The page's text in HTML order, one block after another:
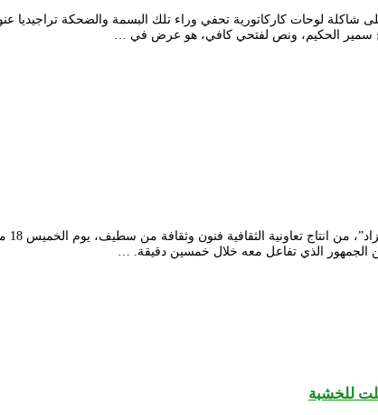
لوحات كاركاتورية تحفي وراء تلك البسمة والضحكة تراجيديا
الجمهور الذي تفاعل معه خلال خمسين دقيقة. …
للخشبة